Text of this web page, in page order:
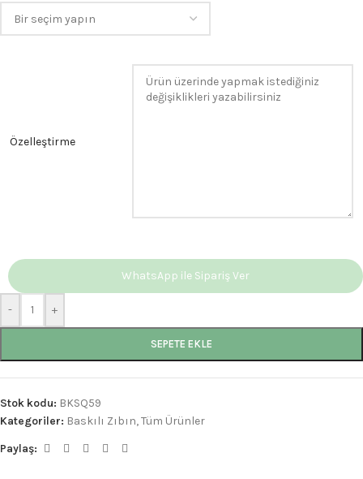
Özelleştirme
- +
SEPETE EKLE
WhatsApp ile Sipariş Ver
Stok kodu: BKSQ59
Kategoriler: Baskılı Zıbın,Tüm Ürünler
Paylaş: